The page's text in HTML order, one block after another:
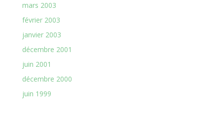
mars 2003
février 2003
janvier 2003
décembre 2001
juin 2001
décembre 2000
juin 1999